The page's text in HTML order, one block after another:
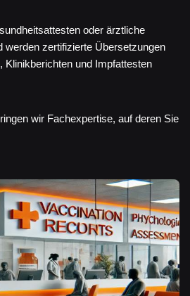
oder ärztliche
werden zertifizierte Übersetzungen
Klinikberichten und Impfattesten
wir Fachexpertise, auf deren Sie